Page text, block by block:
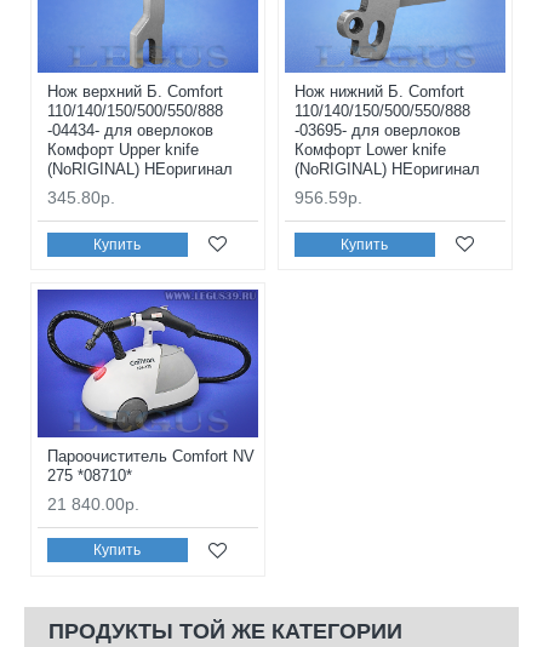
Нож верхний Б. Comfort
110/140/150/500/550/888
-04434- для оверлоков
Комфорт Upper knife
(NoRIGINAL) НЕоригинал
345.80р.
Купить
Нож нижний Б. Comfort
110/140/150/500/550/888
-03695- для оверлоков
Комфорт Lower knife
(NoRIGINAL) НЕоригинал
956.59р.
Купить
Пароочиститель Comfort NV
275 *08710*
21 840.00р.
Купить
ПРОДУКТЫ ТОЙ ЖЕ КАТЕГОРИИ